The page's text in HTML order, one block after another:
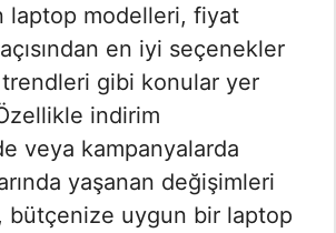
laptop modelleri, fiyat
en iyi seçenekler
gibi konular yer
indirim
veya kampanyalarda
yaşanan değişimleri
bütçenize uygun bir laptop